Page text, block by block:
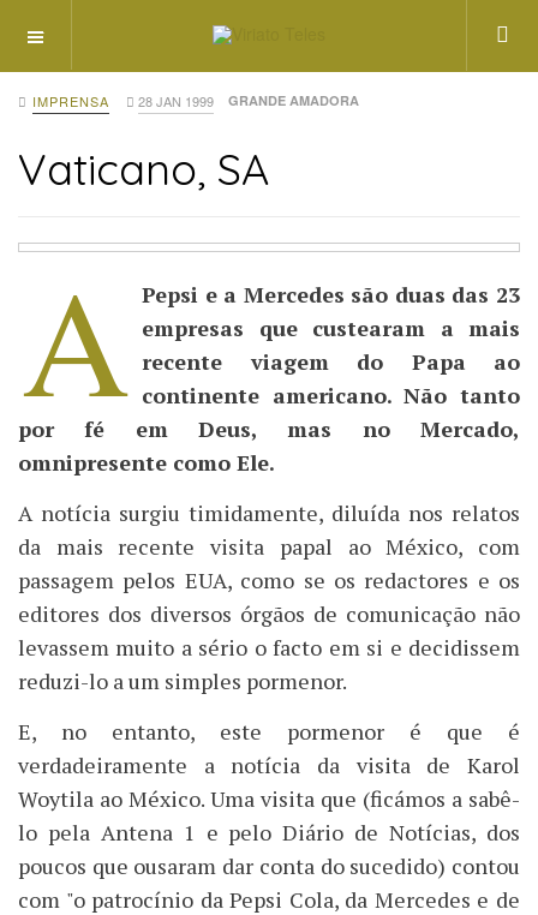
OFF CANVAS
IMPRENSA 28 JAN 1999 GRANDE AMADORA
Vaticano, SA
A Pepsi e a Mercedes são duas das 23
empresas que custearam a mais
recente viagem do Papa ao
continente americano. Não tanto
por fé em Deus, mas no Mercado,
omnipresente como Ele.
A notícia surgiu timidamente, diluída nos relatos
da mais recente visita papal ao México, com
passagem pelos EUA, como se os redactores e os
editores dos diversos órgãos de comunicação não
levassem muito a sério o facto em si e decidissem
reduzi­-lo a um simples pormenor.
E, no entanto, este pormenor é que é
verdadeiramente a notícia da visita de Karol
Woytila ao México. Uma visita que (ficámos a sabê-
lo pela Antena 1 e pelo Diário de Notícias, dos
poucos que ousaram dar conta do sucedido) contou
com "o patrocínio da Pepsi Cola, da Mercedes e de